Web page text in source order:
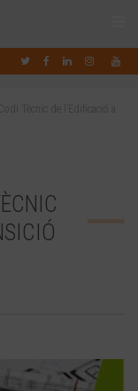
Tècnic de l’Edificació a